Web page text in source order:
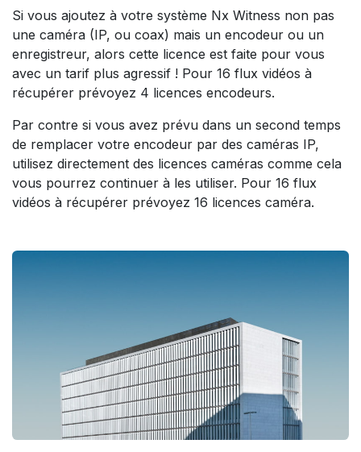
Si vous ajoutez à votre système Nx Witness non pas
une caméra (IP, ou coax) mais un encodeur ou un
enregistreur, alors cette licence est faite pour vous
avec un tarif plus agressif ! Pour 16 flux vidéos à
récupérer prévoyez 4 licences encodeurs.
Par contre si vous avez prévu dans un second temps
de remplacer votre encodeur par des caméras IP,
utilisez directement des licences caméras comme cela
vous pourrez continuer à les utiliser. Pour 16 flux
vidéos à récupérer prévoyez 16 licences caméra.